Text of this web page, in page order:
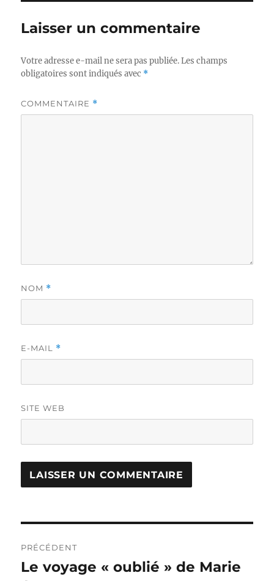
Laisser un commentaire
Votre adresse e-mail ne sera pas publiée. Les champs
obligatoires sont indiqués avec *
COMMENTAIRE *
NOM *
E-MAIL *
SITE WEB
de
PRÉCÉDENT
Publication
Le voyage « oublié » de Marie